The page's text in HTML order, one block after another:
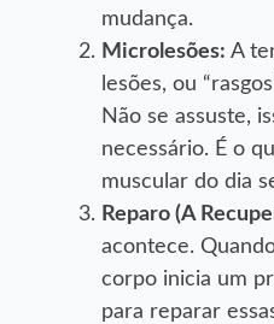
mudança.
Microlesões: A
lesões, ou
Não se assuste,
necessário. É o
muscular do dia
Reparo (A
acontece.
corpo inicia um
para reparar